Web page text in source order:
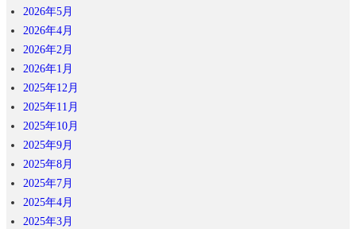
2026年5月
2026年4月
2026年2月
2026年1月
2025年12月
2025年11月
2025年10月
2025年9月
2025年8月
2025年7月
2025年4月
2025年3月